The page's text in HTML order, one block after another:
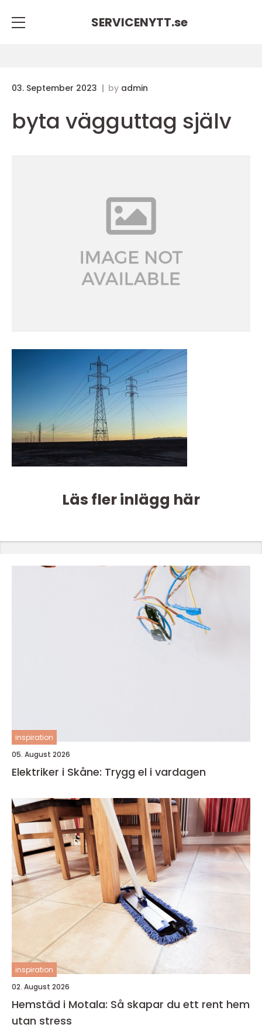
SERVICENYTT.se
03. September 2023 by admin
byta vägguttag själv
Läs fler inlägg här
inspiration
05. August 2026
Elektriker i Skåne: Trygg el i vardagen
inspiration
02. August 2026
Hemstäd i Motala: Så skapar du ett rent hem
utan stress